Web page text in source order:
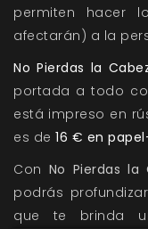
permiten hacer
afectarán) a la
No Pierdas la
portada a todo
está impreso en
es de 16 € en
Con No Pierdas la
podrás
que te brinda